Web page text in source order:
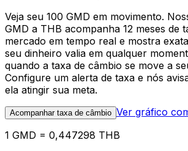
Veja seu 100 GMD em movimento.
GMD a THB acompanha 12 meses de
mercado em tempo real e mostra
seu dinheiro valia em qualquer
quando a taxa de câmbio se move a
Configure um alerta de taxa e nós
ela atingir sua meta.
Acompanhar taxa de câmbio Ver gráfico
1 GMD = 0,447298 THB